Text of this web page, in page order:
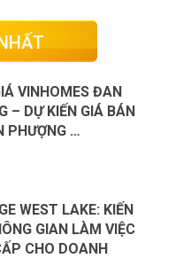
VINHOMES ĐAN
– DỰ KIẾN GIÁ BÁN
PHƯỢNG …
WEST LAKE: KIẾN
GIAN LÀM VIỆC
CHO DOANH